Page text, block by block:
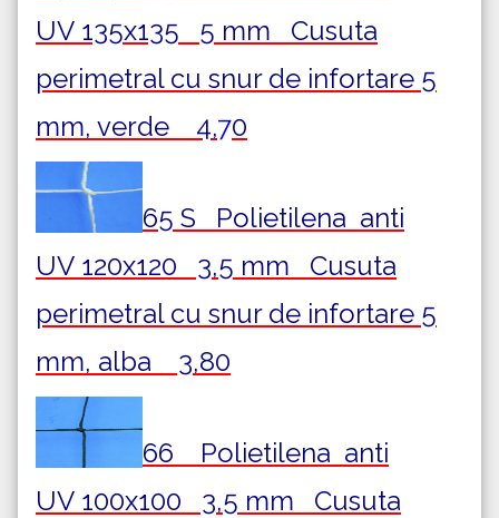
UV 135x135 5 mm Cusuta
perimetral cu snur de infortare 5
mm, verde 4,70
65 S Polietilena anti
UV 120x120 3,5 mm Cusuta
perimetral cu snur de infortare 5
mm, alba 3,80
66 Polietilena anti
UV 100x100 3,5 mm Cusuta